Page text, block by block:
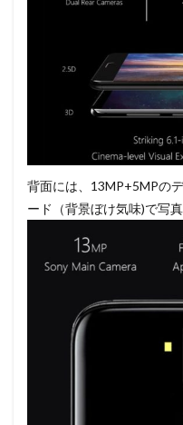
背面には、13MP+5MPの
ード（背景ぼけ気味)で写真